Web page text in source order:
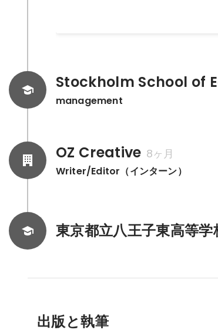
Stockholm School of
management
OZ Creative 8ヶ月
Writer/Editor（インターン）
東京都立八王子東高等学
出版と執筆